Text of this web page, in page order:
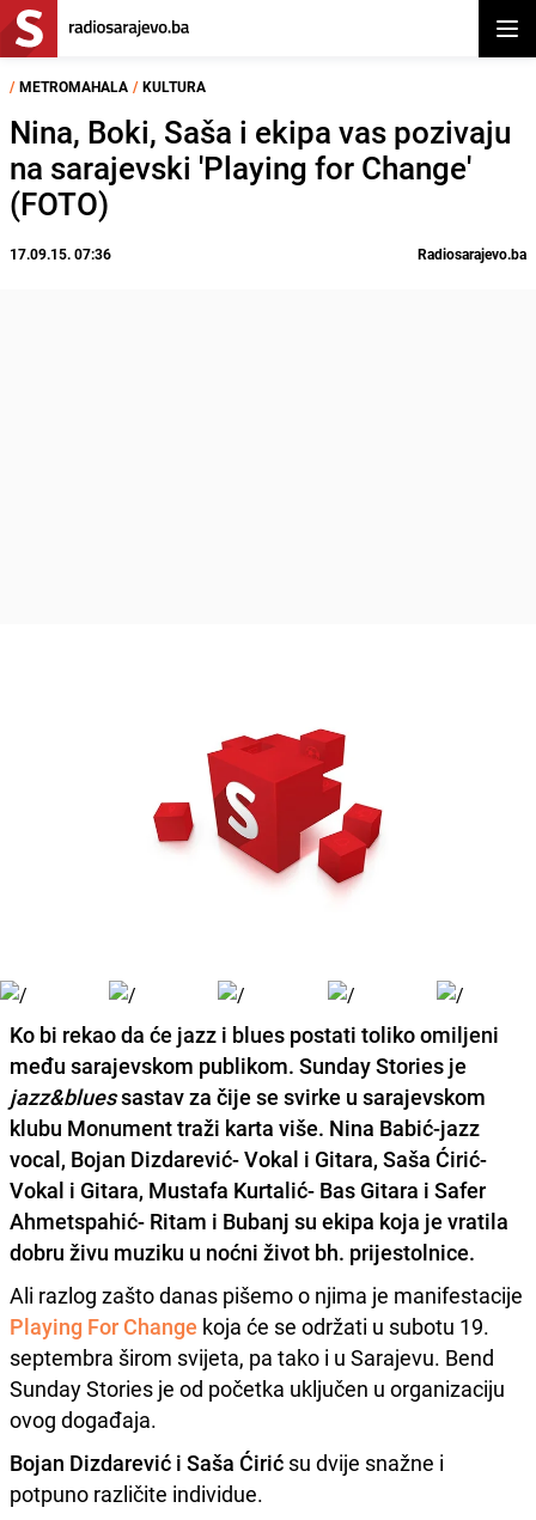
/ METROMAHALA / KULTURA
Nina, Boki, Saša i ekipa vas pozivaju
na sarajevski 'Playing for Change'
(FOTO)
17.09.15. 07:36 Radiosarajevo.ba
Ko bi rekao da će jazz i blues postati toliko omiljeni
među sarajevskom publikom. Sunday Stories je
jazz&bluessastav za čije se svirke u sarajevskom
klubu Monument traži karta više. Nina Babić-jazz
vocal, Bojan Dizdarević- Vokal i Gitara, Saša Ćirić-
Vokal i Gitara, Mustafa Kurtalić- Bas Gitara i Safer
Ahmetspahić- Ritam i Bubanj su ekipa koja je vratila
dobru živu muziku u noćni život bh. prijestolnice.
Ali razlog zašto danas pišemo o njima je manifestacije
Playing For Change koja će se održati u subotu 19.
septembra širom svijeta, pa tako i u Sarajevu. Bend
Sunday Stories je od početka uključen u organizaciju
ovog događaja.
Bojan Dizdarević i Saša Ćirić su dvije snažne i
potpuno različite individue.